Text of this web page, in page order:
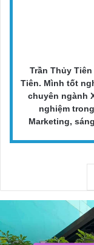
Trần Thủy
Tiên. Mình tốt
chuyên ngành
nghiệm
Marketing,